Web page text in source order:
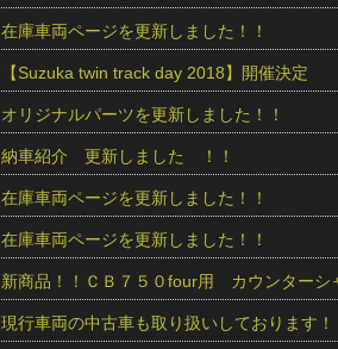
在庫車両ページを更新しました！！
【Suzuka twin track day 2018】開催決定
オリジナルパーツを更新しました！！
納車紹介 更新しました ！！
在庫車両ページを更新しました！！
在庫車両ページを更新しました！！
新商品！！ＣＢ７５０four用 カウンター
現行車両の中古車も取り扱いしております！